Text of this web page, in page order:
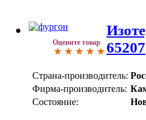
Оцените товар
65207
Страна-производитель:
Фирма-производитель:
Состояние: